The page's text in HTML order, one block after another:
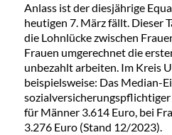
Anlass ist der diesjährige
heutigen 7. März fällt. Dieser
die Lohnlücke zwischen
Frauen umgerechnet die
unbezahlt arbeiten. Im Kreis
beispielsweise: Das Median-
für Männer 3.614 Euro, bei
3.276 Euro (Stand 12/2023).